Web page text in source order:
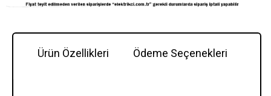
Ürün Özellikleri Ödeme Seçenekleri